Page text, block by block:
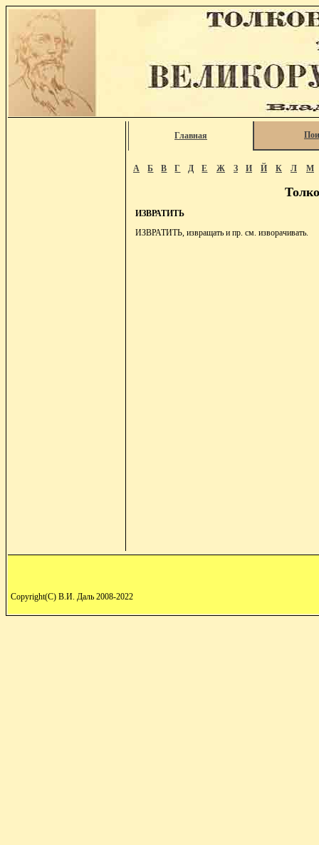
Главная
А Б В Г Д Е Ж З И Й К Л М
ИЗВРАТИТЬ
ИЗВРАТИТЬ, извращать и пр. см. изворачивать.
Copyright(C) В.И. Даль 2008-2022